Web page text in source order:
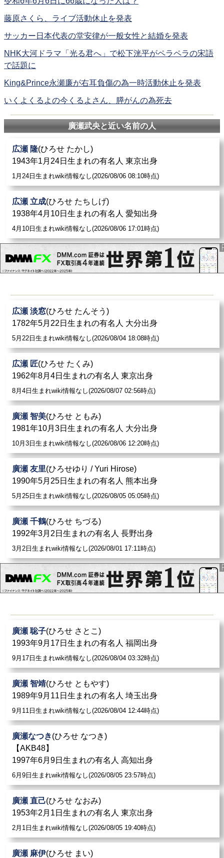
藤原さくら、ライブ活動休止を発表
サッカー日本代表の堂安律が一般女性と結婚を発表
NHK大河ドラマ「光る君へ」で松下洸平がペラペラの宋語
で話題に
King&Prince永瀬廉が右耳負傷の為一時活動休止を発表
いくよくるよの今くるよさん、膵がんの為死去
廣瀬武央と近い名前の人
広瀬 隆(ひろせ たかし)
1943年1月24日生まれの有名人 東京出身
1月24日生まれwiki情報なし(2026/08/06 08:10時点)
広瀬 立成(ひろせ たちしげ)
1938年4月10日生まれの有名人 愛知出身
4月10日生まれwiki情報なし(2026/08/06 17:01時点)
広瀬 淡窓(ひろせ たんそう)
1782年5月22日生まれの有名人 大分出身
5月22日生まれwiki情報なし(2026/08/04 18:08時点)
広瀬 匠(ひろせ たくみ)
1962年8月4日生まれの有名人 東京出身
8月4日生まれwiki情報なし(2026/08/07 02:56時点)
廣瀬 智美(ひろせ ともみ)
1981年10月3日生まれの有名人 大分出身
10月3日生まれwiki情報なし(2026/08/06 12:20時点)
廣瀬 友里(ひろせゆり / Yuri Hirose)
1990年5月25日生まれの有名人 熊本出身
5月25日生まれwiki情報なし(2026/08/05 05:05時点)
廣瀬 千鶴(ひろせ ちづる)
1992年3月2日生まれの有名人 長野出身
3月2日生まれwiki情報なし(2026/08/01 17:11時点)
廣瀬 聡子(ひろせ さとこ)
1993年9月17日生まれの有名人 福岡出身
9月17日生まれwiki情報なし(2026/08/04 03:32時点)
廣瀬 智靖(ひろせ ともやす)
1989年9月11日生まれの有名人 埼玉出身
9月11日生まれwiki情報なし(2026/08/04 12:44時点)
廣瀬なつき(ひろせ なつき)
【AKB48】
1997年6月9日生まれの有名人 高知出身
6月9日生まれwiki情報なし(2026/08/05 23:57時点)
廣瀬 直己(ひろせ なおみ)
1953年2月1日生まれの有名人 東京出身
2月1日生まれwiki情報なし(2026/08/05 19:40時点)
廣瀬 麻伊(ひろせ まい)